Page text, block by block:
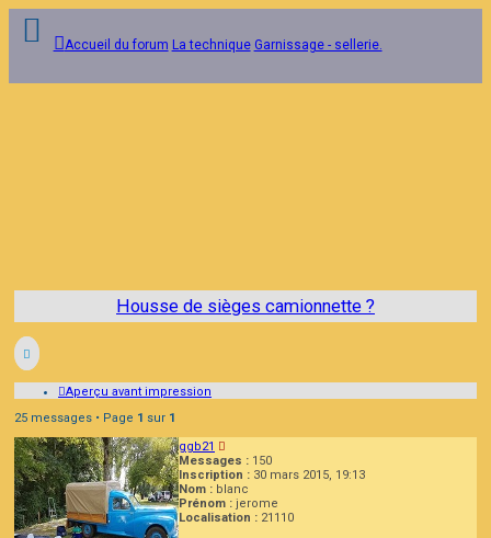
Accueil du forum La technique Garnissage - sellerie.
Housse de sièges camionnette ?
Aperçu avant impression
25 messages • Page 1 sur 1
ggb21
Messages : 150
Inscription : 30 mars 2015, 19:13
Nom : blanc
Prénom : jerome
Localisation : 21110